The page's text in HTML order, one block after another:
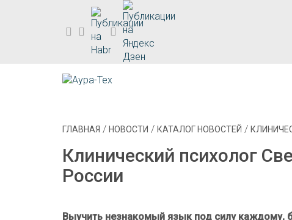
ГЛАВНАЯ / НОВОСТИ / КАТАЛОГ НОВОСТЕЙ /
Клинический психолог
России
Выучить незнакомый язык под силу каждому,